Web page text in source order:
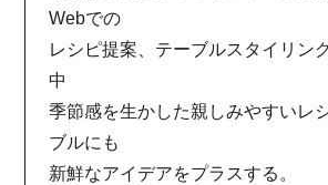
Webでの
レシピ提案、テーブルスタイリン
中
季節感を生かした親しみやすいレ
ブルにも
新鮮なアイデアをプラスする。